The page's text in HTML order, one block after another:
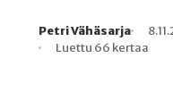
Kirjoittaja
Petri Vähäsarja
Julkaistu
Lukuaika
Lukukertoja
Luettu 66 kertaa